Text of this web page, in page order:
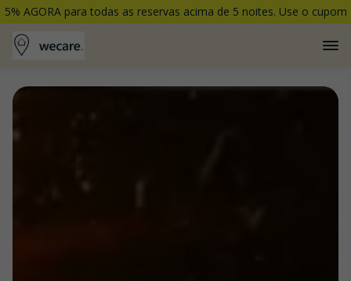
5% AGORA para todas as reservas acima de 5 noites. Use o cupom